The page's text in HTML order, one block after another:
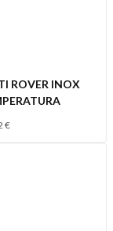
ROVER INOX
€